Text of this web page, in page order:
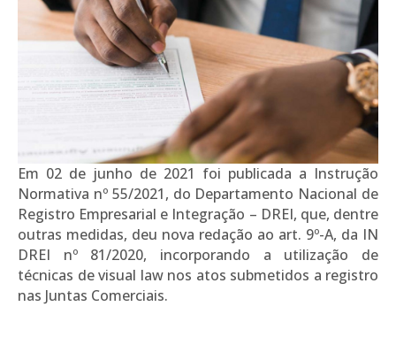
Em 02 de junho de 2021 foi publicada a Instrução
Normativa nº 55/2021, do Departamento Nacional de
Registro Empresarial e Integração – DREI, que, dentre
outras medidas, deu nova redação ao art. 9º-A, da IN
DREI nº 81/2020, incorporando a utilização de
técnicas de visual law nos atos submetidos a registro
nas Juntas Comerciais.